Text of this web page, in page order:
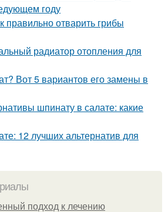
году
правильно отварить грибы
радиатор отопления для
Вот 5 вариантов его замены в
шпинату в салате: какие
12 лучших альтернатив для
подход к лечению